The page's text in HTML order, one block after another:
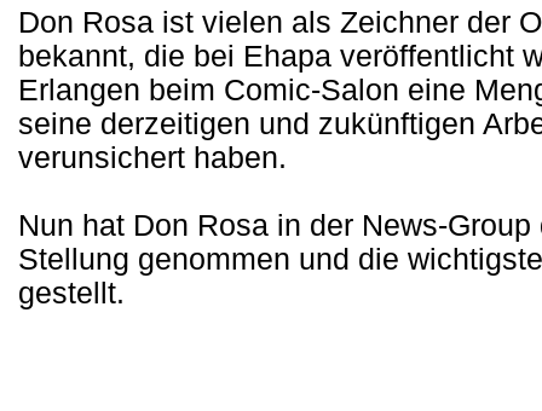
Don Rosa ist vielen als Zeichner der
bekannt, die bei Ehapa veröffentlicht
Erlangen beim Comic-Salon eine
seine derzeitigen und zukünftigen
verunsichert haben.
Nun hat Don Rosa in der News-
Stellung genommen und die
gestellt.